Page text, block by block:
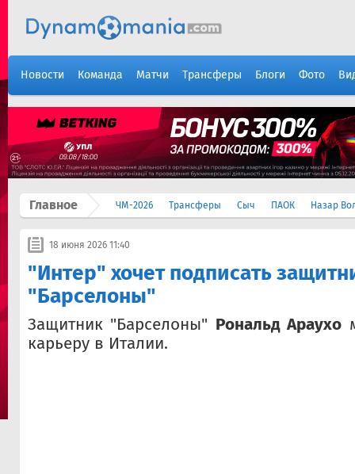
Новости Команда Матчи Трансферы Блоги Фото
Главное ЧМ-2026 Трансферы Сыч ПАОК Назар
18 июня 2026 11:40
"Интер" хочет подписать
"Барселоны"
Защитник "Барселоны" Рональд Араухо
карьеру в Италии.